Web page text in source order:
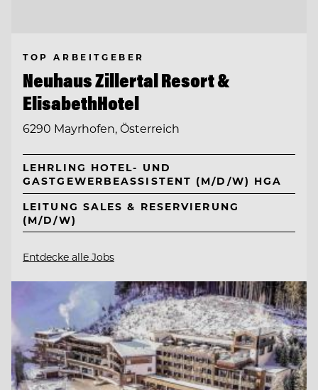
TOP ARBEITGEBER
Neuhaus Zillertal Resort &
ElisabethHotel
6290 Mayrhofen, Österreich
LEHRLING HOTEL- UND
GASTGEWERBEASSISTENT (M/D/W) HGA
LEITUNG SALES & RESERVIERUNG
(M/D/W)
Entdecke alle Jobs